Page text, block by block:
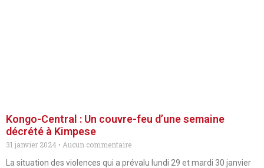
Kongo-Central : Un couvre-feu d’une semaine
décrété à Kimpese
31 janvier 2024
Aucun commentaire
La situation des violences qui a prévalu lundi 29 et mardi 30 janvier